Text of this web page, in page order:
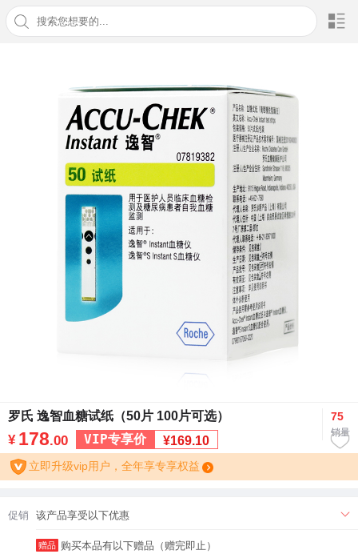
罗氏 逸智血糖试纸（50片 100片可选） 75
销量
¥ 178.00 VIP专享价 ¥169.10
立即升级vip用户，全年享专享权益
促销 该产品享受以下优惠
赠品 购买本品有以下赠品（赠完即止）